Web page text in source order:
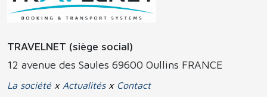
TRAVELNET (siège social)
12 avenue des Saules 69600 Oullins FRANCE
La société x Actualitésx Contact